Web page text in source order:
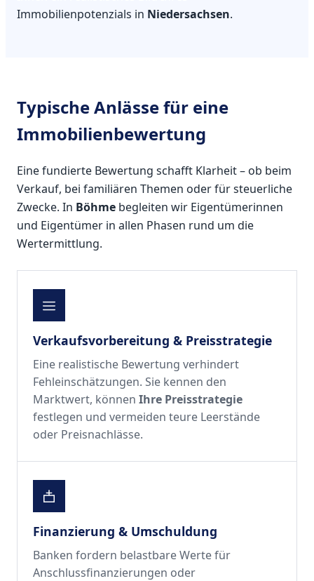
Immobilienpotenzials in Niedersachsen.
Typische Anlässe für eine
Immobilienbewertung
Eine fundierte Bewertung schafft Klarheit – ob beim
Verkauf, bei familiären Themen oder für steuerliche
Zwecke. In Böhme begleiten wir Eigentümerinnen
und Eigentümer in allen Phasen rund um die
Wertermittlung.
Verkaufsvorbereitung & Preisstrategie
Eine realistische Bewertung verhindert
Fehleinschätzungen. Sie kennen den
Marktwert, könnenIhre Preisstrategie
festlegen und vermeiden teure Leerstände
oder Preisnachlässe.
Finanzierung & Umschuldung
Banken fordern belastbare Werte für
Anschlussfinanzierungen oder